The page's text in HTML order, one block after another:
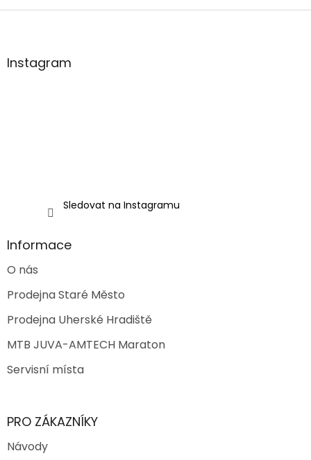
v
Z
aInstagram
Sledovat na Instagramu
Informace
O nás
Prodejna Staré Město
Prodejna Uherské Hradiště
MTB JUVA-AMTECH Maraton
Servisní místa
PRO ZÁKAZNÍKY
Návody